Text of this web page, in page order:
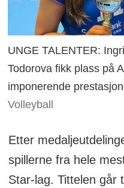
UNGE TALENTER:
Todorova fikk plass på
imponerende
Volleyball
Etter
spillerne fra hele
Star-lag. Tittelen går